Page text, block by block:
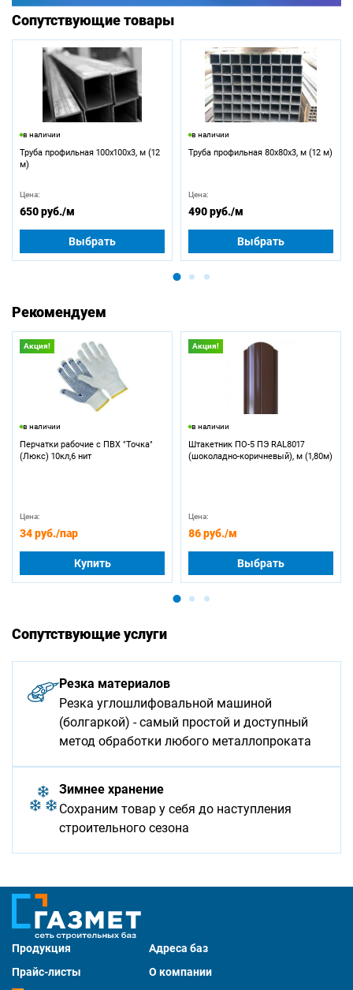
Сопутствующие товары
в наличии
Труба профильная 100х100х3, м (12
м)
Цена:
650 руб./м
Выбрать
в наличии
Труба профильная 80х80х3, м (12 м)
Цена:
490 руб./м
Выбрать
Рекомендуем
Акция!
в наличии
Перчатки рабочие с ПВХ "Точка"
(Люкс) 10кл,6 нит
Цена:
34 руб./пар
Купить
Акция!
в наличии
Штакетник ПО-5 ПЭ RAL8017
(шоколадно-коричневый), м (1,80м)
Цена:
86 руб./м
Выбрать
Сопутствующие услуги
Резка материалов
Резка углошлифовальной машиной
(болгаркой) - самый простой и доступный
метод обработки любого металлопроката
Зимнее хранение
Сохраним товар у себя до наступления
строительного сезона
Продукция
Адреса баз
Прайс-листы
О компании